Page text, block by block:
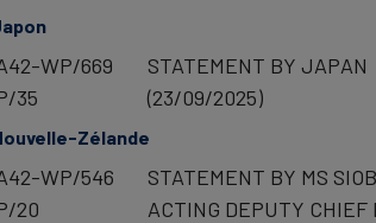
WP/669
35
STATEMENT BY JAPAN
(23/09/2025)
Zélande
WP/546
20
STATEMENT BY MS
ACTING DEPUTY